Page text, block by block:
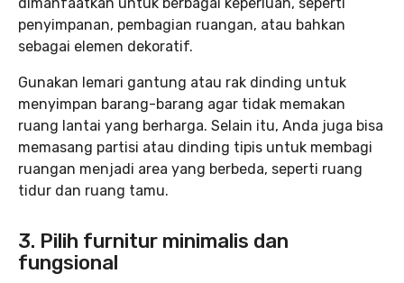
dimanfaatkan untuk berbagai keperluan, seperti
penyimpanan, pembagian ruangan, atau bahkan
sebagai elemen dekoratif.
Gunakan lemari gantung atau rak dinding untuk
menyimpan barang-barang agar tidak memakan
ruang lantai yang berharga. Selain itu, Anda juga bisa
memasang partisi atau dinding tipis untuk membagi
ruangan menjadi area yang berbeda, seperti ruang
tidur dan ruang tamu.
3. Pilih furnitur minimalis dan
fungsional